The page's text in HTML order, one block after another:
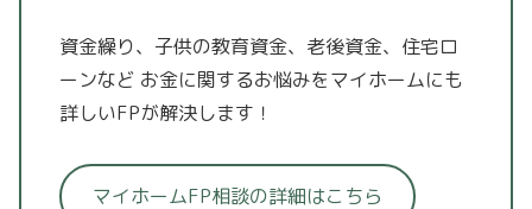
資金繰り、子供の教育資金、老後資金、住宅ロ
ーンなど お金に関するお悩みをマイホームにも
詳しいFPが解決します！
マイホームFP相談の詳細はこちら